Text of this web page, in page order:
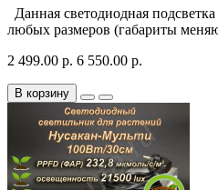
Данная светодиодная
любых размеров (габариты
2 499.00 р. 6 550.00 р.
В корзину